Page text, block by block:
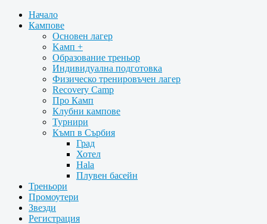
Начало
Кампове
Oсновен лагер
Kамп +
Образование треньор
Индивидуална подготовка
Физическо тренировъчен лагер
Recovery Camp
Про Камп
Клубни кампове
Турнири
Къмп в Сърбия
Град
Хотел
Hala
Плувен басейн
Треньори
Промоутери
Звезди
Регистрация